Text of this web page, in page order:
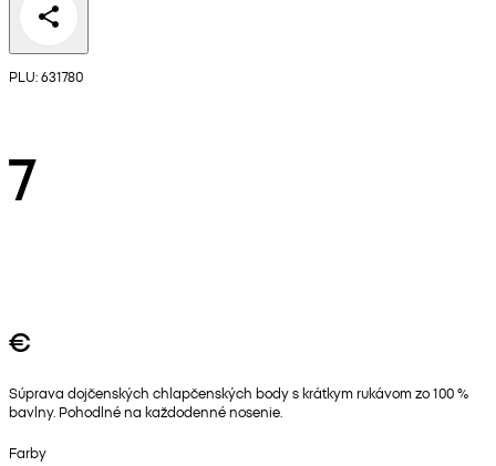
PLU: 631780
7
€
Súprava dojčenských chlapčenských body s krátkym rukávom zo 100 %
bavlny. Pohodlné na každodenné nosenie.
Farby